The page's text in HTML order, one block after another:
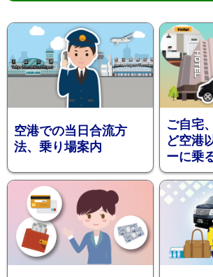
お勧
迎プ
空港での当日合流方
法、乗り場案内
ご自宅
ど空港
ーに乗